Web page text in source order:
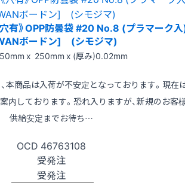
穴有》OPP防曇袋 #20 No.8 (プラマーク
ボードン] (シモジマ)
x 250mm x (厚み)0.02mm
本商品は入荷が不安定となっております。現在
内しております。恐れ入りますが、新規のお客
供給安定までお待ち…
OCD 46763108
受発注
受発注